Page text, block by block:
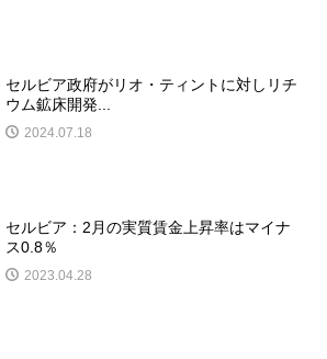
セルビア政府がリオ・ティントに対しリチ
ウム鉱床開発...
2024.07.18
セルビア：2月の実質賃金上昇率はマイナ
ス0.8％
2023.04.28